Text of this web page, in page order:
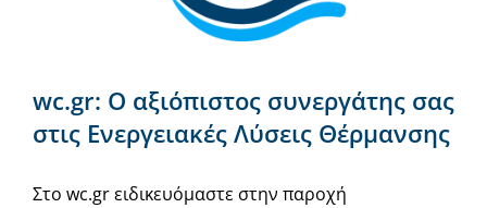
wc.gr: Ο αξιόπιστος συνεργάτης σας
στις Ενεργειακές Λύσεις Θέρμανσης
Στο wc.gr ειδικευόμαστε στην παροχή